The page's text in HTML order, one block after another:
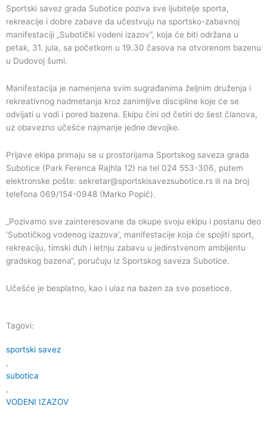
Sportski savez grada Subotice poziva sve ljubitelje sporta,
rekreacije i dobre zabave da učestvuju na sportsko-zabavnoj
manifestaciji „Subotički vodeni izazov“, koja će biti održana u
petak, 31. jula, sa početkom u 19.30 časova na otvorenom bazenu
u Dudovoj šumi.
Manifestacija je namenjena svim sugrađanima željnim druženja i
rekreativnog nadmetanja kroz zanimljive discipline koje će se
odvijati u vodi i pored bazena. Ekipu čini od četiri do šest članova,
uz obavezno učešće najmanje jedne devojke.
Prijave ekipa primaju se u prostorijama Sportskog saveza grada
Subotice (Park Ferenca Rajhla 12) na tel 024 553-306, putem
elektronske pošte: sekretar@sportskisavezsubotice.rs ili na broj
telefona 069/154-0948 (Marko Popić).
„Pozivamo sve zainteresovane da okupe svoju ekipu i postanu deo
’Subotičkog vodenog izazova’, manifestacije koja će spojiti sport,
rekreaciju, timski duh i letnju zabavu u jedinstvenom ambijentu
gradskog bazena“, poručuju iz Sportskog saveza Subotice.
Učešće je besplatno, kao i ulaz na bazen za sve posetioce.
Tagovi:
sportski savez
,
subotica
,
VODENI IZAZOV